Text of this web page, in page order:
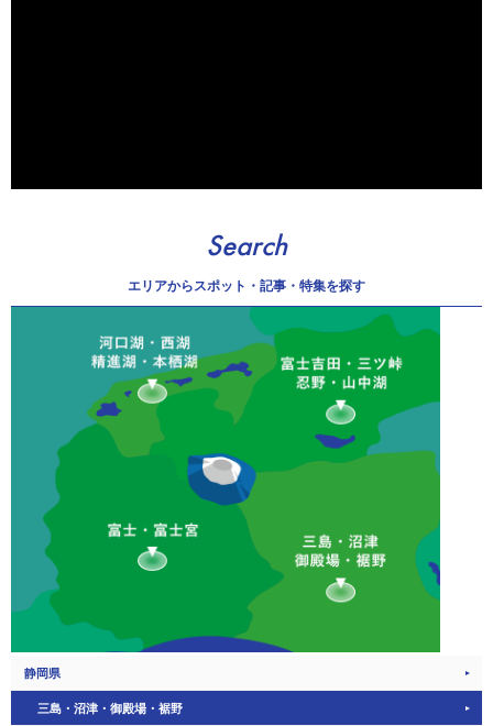
Search
エリアからスポット・記事・特集を探す
静岡県
三島・沼津・御殿場・裾野